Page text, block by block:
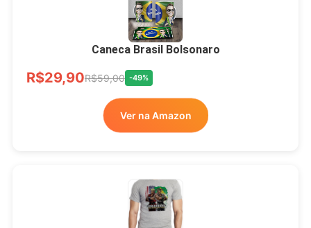
Xícara Bolsonaro
Brasão Deus Acima De
Todos
R$33,00
Ver no MERCADO
LIVRE
Caneca Brasil Bolsonaro
R$29,90R$59,00 -49%
Ver na Amazon